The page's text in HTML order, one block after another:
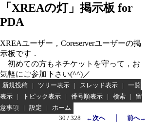
「XREAの灯」掲示板 for
PDA
XREAユーザー，Coreserverユーザーの掲
示板です．
初めての方もネチケットを守って，お
気軽にご参加下さい(^^)／
新規投稿 | ツリー表示 | スレッド表示 |
一覧
表示
| トピック表示 | 番号順表示 | 検索 |
留
意事項
| 設定 |
ホーム
30 / 328
←次へ｜ 前へ→